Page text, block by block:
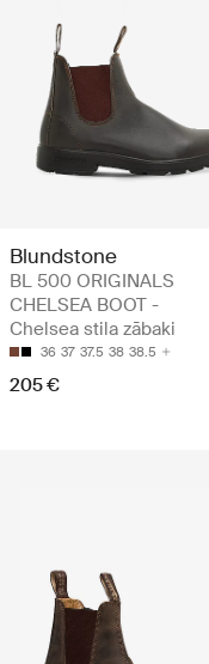
Blundstone
BL 500 ORIGINALS
CHELSEA BOOT -
Chelsea stila zābaki
36 37 37.5 38 38.5
205 €